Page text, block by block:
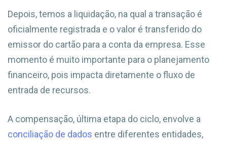
Depois, temos a liquidação, na qual a transação é
oficialmente registrada e o valor é transferido do
emissor do cartão para a conta da empresa. Esse
momento é muito importante para o planejamento
financeiro, pois impacta diretamente o fluxo de
entrada de recursos.
A compensação, última etapa do ciclo, envolve a
conciliação de dados entre diferentes entidades,